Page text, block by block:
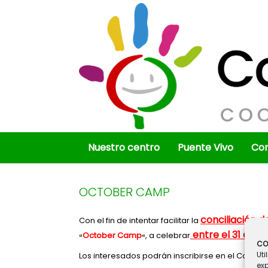
Nuestro centro Puente Vivo
OCTOBER CAMP
Con el fin de intentar facilitar la conciliación
«October Camp«, a celebrar entre el 31 de
Los interesados podrán inscribirse en el